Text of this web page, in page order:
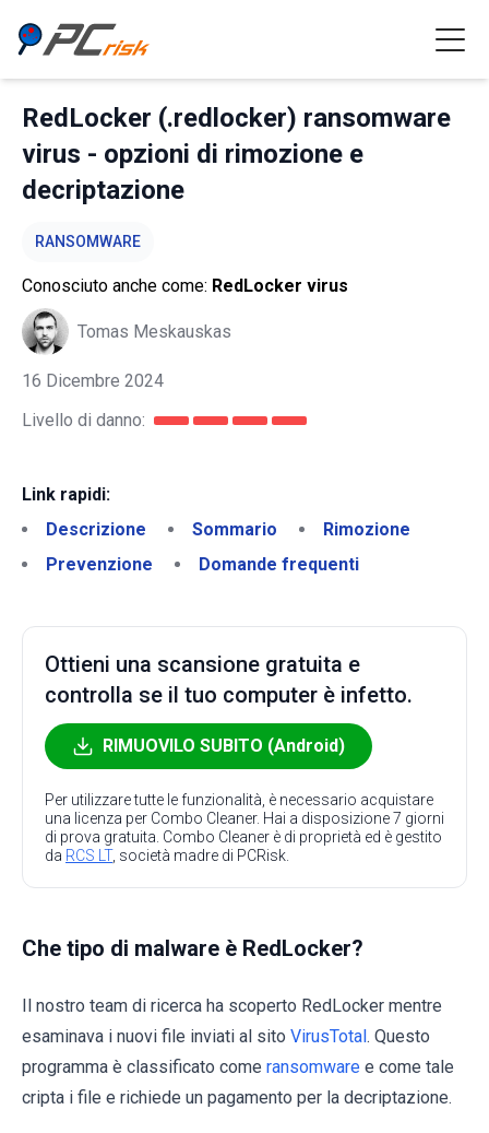
RedLocker (.redlocker) ransomware
virus - opzioni di rimozione e
decriptazione
RANSOMWARE
Conosciuto anche come: RedLocker virus
Tomas Meskauskas
16 Dicembre 2024
Livello di danno:
Link rapidi:
Descrizione
Sommario
Rimozione
Prevenzione
Domande frequenti
Ottieni una scansione gratuita e
controlla se il tuo computer è infetto.
RIMUOVILO SUBITO (Android)
Per utilizzare tutte le funzionalità, è necessario acquistare
una licenza per Combo Cleaner. Hai a disposizione 7 giorni
di prova gratuita. Combo Cleaner è di proprietà ed è gestito
da RCS LT, società madre di PCRisk.
Che tipo di malware è RedLocker?
Il nostro team di ricerca ha scoperto RedLocker mentre
esaminava i nuovi file inviati al sito VirusTotal. Questo
programma è classificato come ransomware e come tale
cripta i file e richiede un pagamento per la decriptazione.